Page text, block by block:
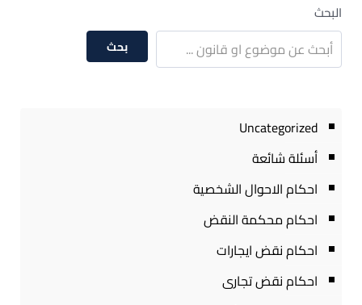
البحث
بحث
Uncategorized
أسئلة شائعة
احكام الاحوال الشخصية
احكام محكمة النقض
احكام نقض ايجارات
احكام نقض تجارى